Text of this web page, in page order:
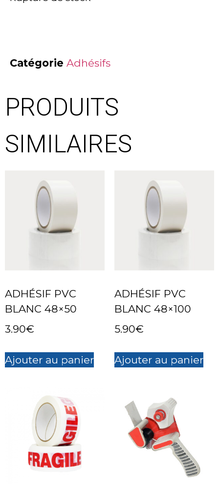
Catégorie Adhésifs
PRODUITS
SIMILAIRES
ADHÉSIF PVC
BLANC 48×50
3.90€
Ajouter au panier
ADHÉSIF PVC
BLANC 48×100
5.90€
Ajouter au panier